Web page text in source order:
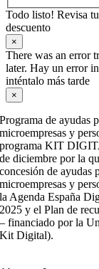
Todo listo! Revisa
descuento
×
There was an error
later. Hay un error
inténtalo más tarde
×
Programa de ayudas
microempresas y
programa KIT
de diciembre por la
concesión de ayudas
microempresas y
la Agenda España
2025 y el Plan de
– financiado por la
Kit Digital).